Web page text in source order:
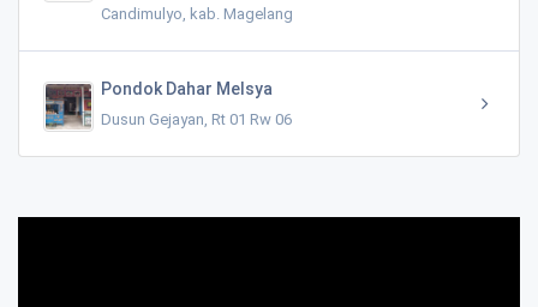
Candimulyo, kab. Magelang
Pondok Dahar Melsya
Dusun Gejayan, Rt 01 Rw 06